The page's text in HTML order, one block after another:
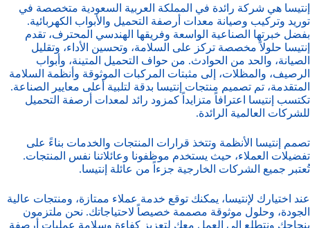
إنتيسا هي شركة رائدة في المملكة العربية السعودية متخصصة في
توريد وتركيب وصيانة معدات أرصفة التحميل والأبواب الكهربائية.
بفضل خبرتها الصناعية الواسعة وفريقها الهندسي المحترف، تقدم
إنتيسا حلولاً مخصصة تركز على السلامة، وتحسين الأداء، وتقليل
الصيانة، والحد من الحوادث. من حواف التحميل المتينة، وأبواب
الرصيف، والمظلات، إلى مثبتات المركبات الموثوقة وأنظمة السلامة
المتقدمة، تم تصميم منتجات إنتيسا بدقة لتلبية أعلى معايير الصناعة.
تكتسب إنتيسا اعترافاً متزايداً كمزود رائد لمعدات أرصفة التحميل
للشركات العالمية الرائدة.
تصمم إنتيسا الأنظمة وتتخذ قرارات المنتجات والخدمات بناءً على
تفضيلات العملاء، حيث يستخدم موظفونا وعائلاتنا نفس المنتجات.
تُعتبر جميع الشركات الخارجية جزءاً من عائلة إنتيسا.
عند اختيارك لإنتيسا، يمكنك توقع خدمة عملاء ممتازة، ومنتجات عالية
الجودة، وحلول موثوقة مصممة خصيصاً لاحتياجاتك. نحن ملتزمون
بنجاحك ونتطلع إلى العمل معك لتعزيز كفاءة وسلامة عمليات أرصفة